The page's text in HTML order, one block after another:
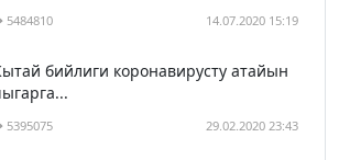
5484810 14.07.2020 15:19
бийлиги коронавирусту атайын
5395075 29.02.2020 23:43